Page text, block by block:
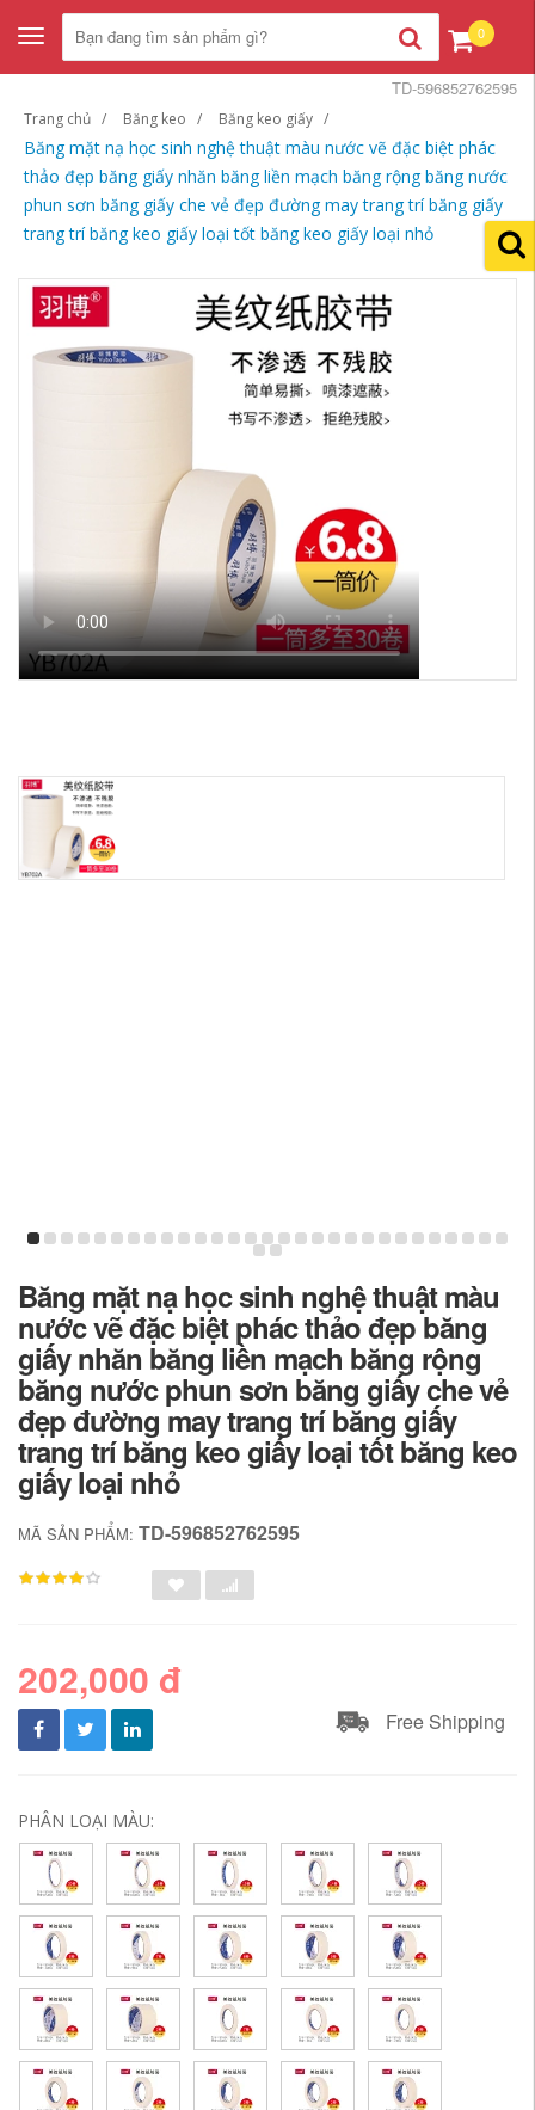
Toggle
navigation
0
Trang chủ Băng keo Băng keo giấy
Băng mặt nạ học sinh nghệ thuật màu nước vẽ đặc biệt phác
thảo đẹp băng giấy nhăn băng liền mạch băng rộng băng nước
phun sơn băng giấy che vẻ đẹp đường may trang trí băng giấy
trang trí băng keo giấy loại tốt băng keo giấy loại nhỏ
TD-596852762595
Băng mặt nạ học sinh nghệ thuật màu
nước vẽ đặc biệt phác thảo đẹp băng
giấy nhăn băng liền mạch băng rộng
băng nước phun sơn băng giấy che vẻ
đẹp đường may trang trí băng giấy
trang trí băng keo giấy loại tốt băng keo
giấy loại nhỏ
MÃ SẢN PHẨM: TD-596852762595
202,000 đ
Free Shipping
PHÂN LOẠI MÀU: